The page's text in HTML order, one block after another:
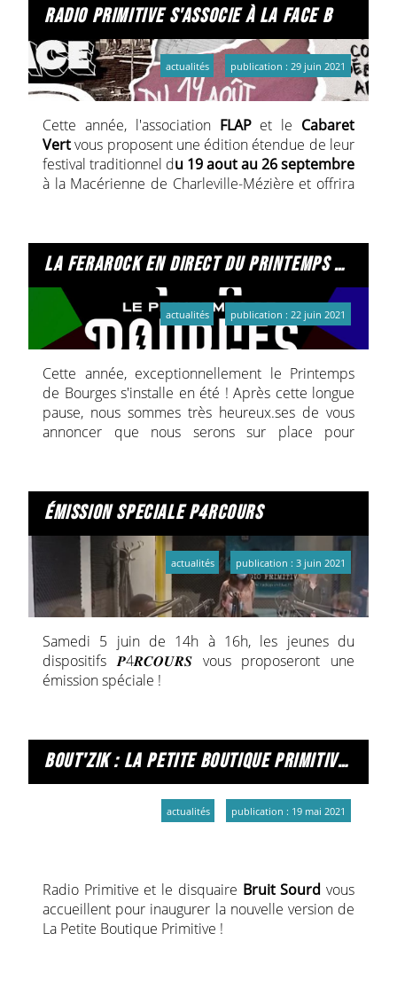
radio primitive s'associe à la face b
actualités publication : 29 juin 2021
Cette année, l'association FLAP et le Cabaret
Vertvous proposent une édition étendue de leur
festival traditionnel du 19 aout au 26 septembre
à la Macérienne de Charleville-Mézière et offrira
la ferarock en direct du printemps de bourges 2021
actualités publication : 22 juin 2021
Cette année, exceptionnellement le Printemps
de Bourges s'installe en été ! Après cette longue
pause, nous sommes très heureux.ses de vous
annoncer que nous serons sur place pour
émission speciale p4rcours
actualités publication : 3 juin 2021
Samedi 5 juin de 14h à 16h, les jeunes du
dispositifs 𝑷4𝑹𝑪𝑶𝑼𝑹𝑺 vous proposeront une
émission spéciale !
bout'zik : la petite boutique primitive le 30 mai 21
actualités publication : 19 mai 2021
Radio Primitive et le disquaire Bruit Sourd vous
accueillent pour inaugurer la nouvelle version de
La Petite Boutique Primitive !